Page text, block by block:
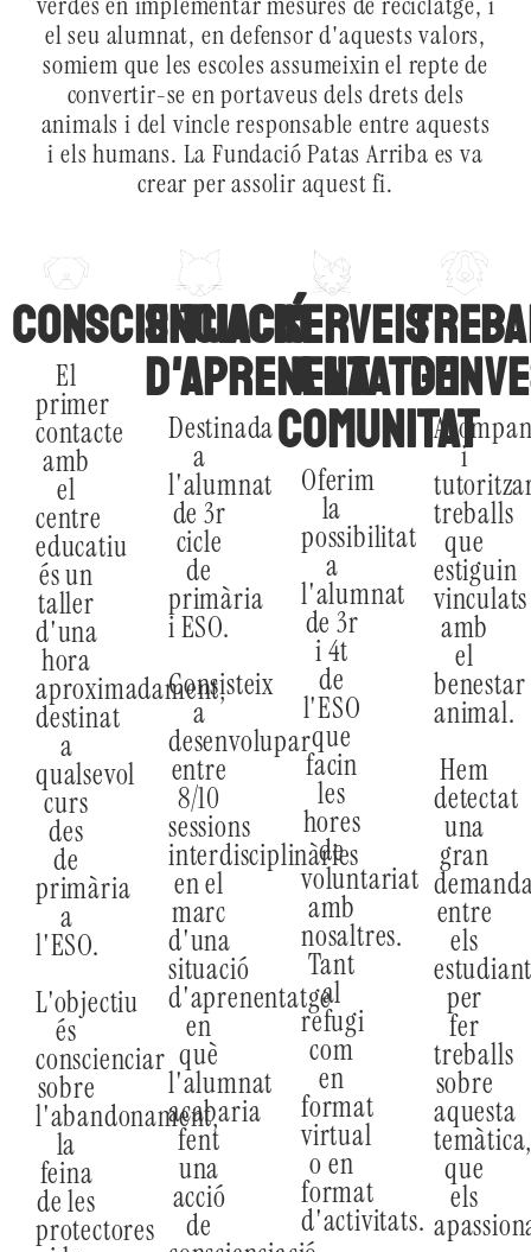
el seu alumnat, en defensor d'aquests valors,
somiem que les escoles assumeixin el repte de
convertir-se en portaveus dels drets dels
animals i del vincle responsable entre aquests
i els humans. La Fundació Patas Arriba es va
crear per assolir aquest fi.
CONSCIENCIACIÓ
El
primer
contacte
amb
el
centre
educatiu
és un
taller
d'una
hora
aproximadament,
destinat
a
qualsevol
curs
des
de
primària
a
l'ESO.
L'objectiu
és
conscienciar
sobre
l'abandonament,
la
feina
de les
protectores
SITUACIÓ
D'APRENENTATGE
Destinada
a
l'alumnat
de 3r
cicle
de
primària
i ESO.
Consisteix
a
desenvolupar
entre
8/10
sessions
interdisciplinàries
en el
marc
d'una
situació
d'aprenentatge
en
què
l'alumnat
acabaria
fent
una
acció
de
SERVEIS
A LA
COMUNITAT
Oferim
la
possibilitat
a
l'alumnat
de 3r
i 4t
de
l'ESO
que
facin
les
hores
de
voluntariat
amb
nosaltres.
Tant
al
refugi
com
en
format
virtual
o en
format
d'activitats.
i
treballs
que
estiguin
vinculats
amb
el
benestar
animal.
Hem
detectat
una
gran
entre
els
per
fer
treballs
sobre
aquesta
que
els